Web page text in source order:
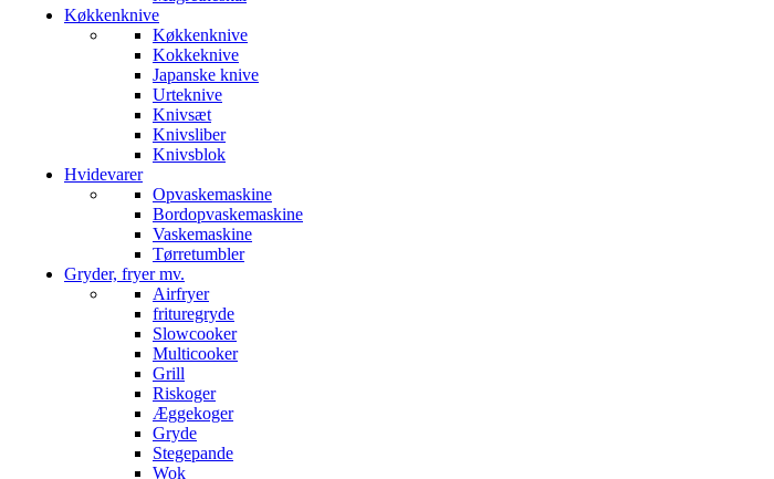
Køkkenknive
Køkkenknive
Kokkeknive
Japanske knive
Urteknive
Knivsæt
Knivsliber
Knivsblok
Hvidevarer
Opvaskemaskine
Bordopvaskemaskine
Vaskemaskine
Tørretumbler
Gryder, fryer mv.
Airfryer
frituregryde
Slowcooker
Multicooker
Grill
Riskoger
Æggekoger
Gryde
Stegepande
Wok